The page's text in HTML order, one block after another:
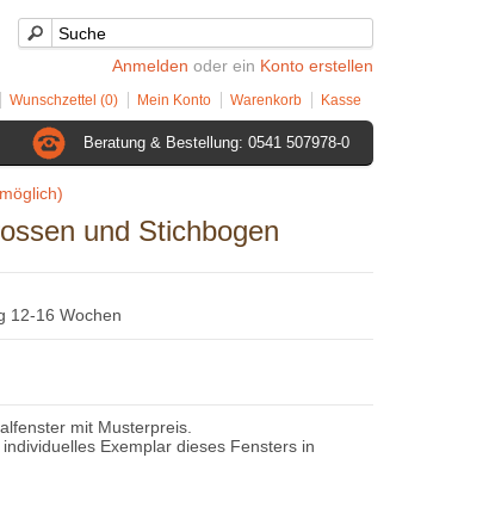
Anmelden oder ein Konto erstellen
Wunschzettel (0) Mein Konto Warenkorb Kasse
Beratung & Bestellung: 0541 507978-0
und Stichbogen
12-16 Wochen
mit Musterpreis.
Exemplar dieses Fensters in